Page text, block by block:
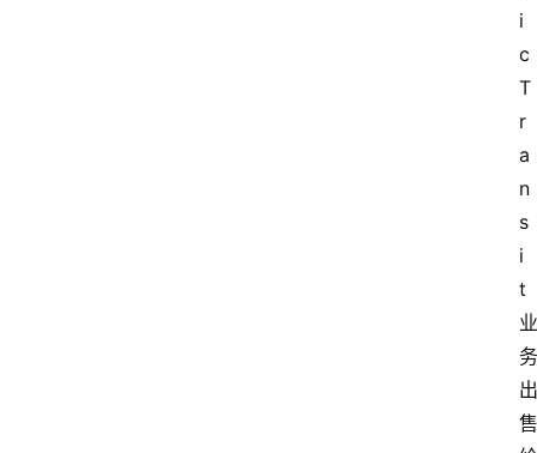
i
c
T
r
a
n
s
i
t
业
务
出
售